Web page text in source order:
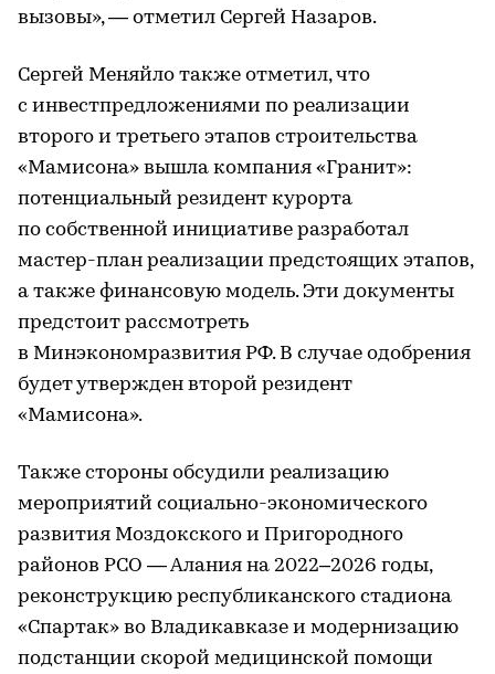
вызовы», — отметил Сергей Назаров.
Сергей Меняйло также отметил, что
с инвестпредложениями по реализации
второго и третьего этапов строительства
«Мамисона» вышла компания «Гранит»:
потенциальный резидент курорта
по собственной инициативе разработал
мастер-план реализации предстоящих этапов,
а также финансовую модель. Эти документы
предстоит рассмотреть
в Минэкономразвития РФ. В случае одобрения
будет утвержден второй резидент
«Мамисона».
Также стороны обсудили реализацию
мероприятий социально-экономического
развития Моздокского и Пригородного
районов РСО — Алания на 2022–2026 годы,
реконструкцию республиканского стадиона
«Спартак» во Владикавказе и модернизацию
подстанции скорой медицинской помощи